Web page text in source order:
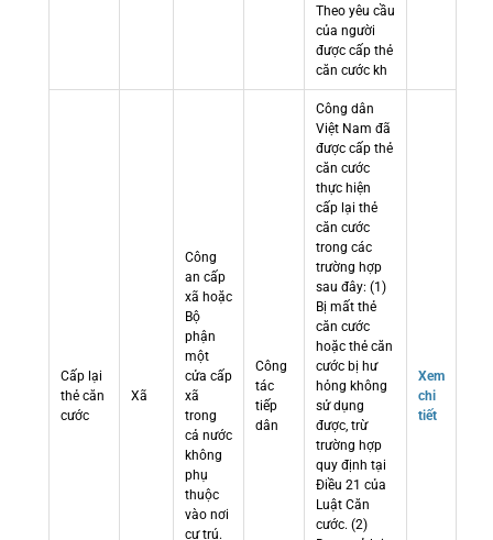
Theo yêu cầu
của người
được cấp thẻ
căn cước kh
Cấp lại
thẻ căn
cước
Xã
Công
an cấp
xã hoặc
Bộ
phận
một
cửa cấp
xã
trong
cả nước
không
phụ
thuộc
vào nơi
cư trú.
Công
tác
tiếp
dân
Công dân
Việt Nam đã
được cấp thẻ
căn cước
thực hiện
cấp lại thẻ
căn cước
trong các
trường hợp
sau đây: (1)
Bị mất thẻ
căn cước
hoặc thẻ căn
cước bị hư
hỏng không
sử dụng
được, trừ
trường hợp
quy định tại
Điều 21 của
Luật Căn
cước. (2)
Xem
chi
tiết